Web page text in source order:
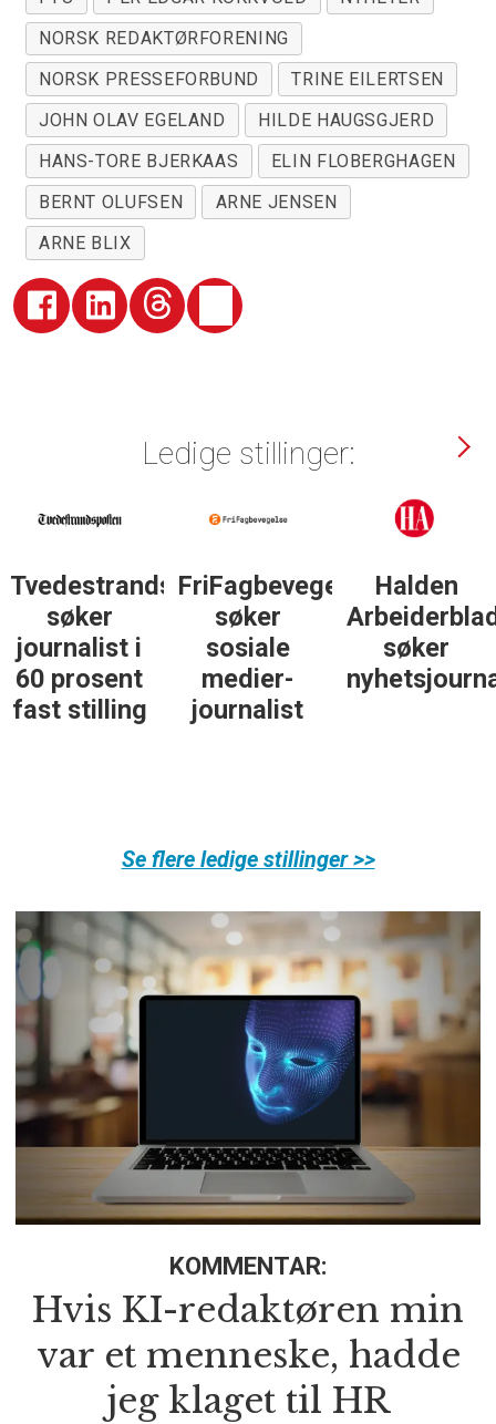
NORSK REDAKTØRFORENING
NORSK PRESSEFORBUND
TRINE EILERTSEN
JOHN OLAV EGELAND
HILDE HAUGSGJERD
HANS-TORE BJERKAAS
ELIN FLOBERGHAGEN
BERNT OLUFSEN
ARNE JENSEN
ARNE BLIX
Ledige stillinger:
FriFagbevegelse
søker
sosiale
medier-
journalist
Halden
Arbeiderblad
søker
nyhetsjournalist
25. juni
søker
journalist
Se flere ledige stillinger >>
KOMMENTAR:
Hvis KI-redaktøren min
var et menneske, hadde
jeg klaget til HR